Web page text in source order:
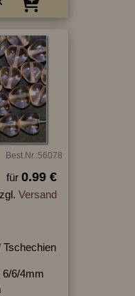
Best.Nr.:56078
für 0.99 €
Versand
Tschechien
6/6/4mm